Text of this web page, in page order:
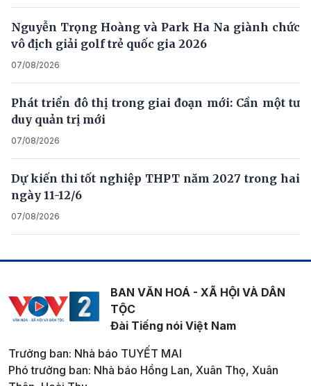
Nguyễn Trọng Hoàng và Park Ha Na giành chức
vô địch giải golf trẻ quốc gia 2026
07/08/2026
Phát triển đô thị trong giai đoạn mới: Cần một tư
duy quản trị mới
07/08/2026
Dự kiến thi tốt nghiệp THPT năm 2027 trong hai
ngày 11-12/6
07/08/2026
BAN VĂN HOÁ - XÃ HỘI VÀ DÂN
TỘC
Đài Tiếng nói Việt Nam
Trưởng ban: Nhà báo TUYẾT MAI
Phó trưởng ban: Nhà báo Hồng Lan, Xuân Thọ, Xuân